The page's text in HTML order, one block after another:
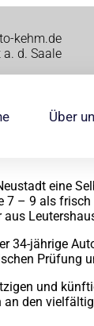
kehm.de
d. Saale
Über
eine
– 9 als
34-jährige
Prüfung
und
den